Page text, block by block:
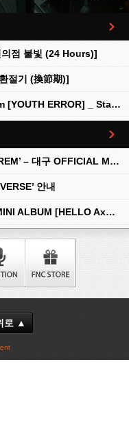
점 불빛 (24 Hours)]
절기 (換節期)]
FLARE U (플레어 유) 1st Mini Album [YOUTH ERROR] _ Stationery Kit Ver.
더보기
2026 N.Flying LIVE ‘&CON5 : into REM’ – 대구 OFFICIAL MD 현장 판매 안내
안내
[예약 판매] AxMxP (에이엠피) 2nd MINI ALBUM [HELLO AxMxP] 예약 판매 안내
더보기
로 ▲